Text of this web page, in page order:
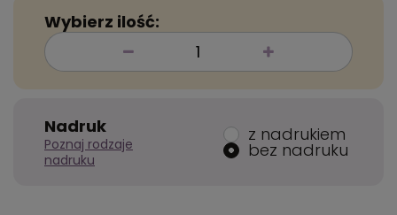
Wybierz ilość:
Nadruk
Poznaj rodzaje
nadruku
z nadrukiem
bez nadruku